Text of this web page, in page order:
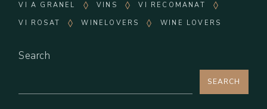
VI A GRANEL
VINS
VI RECOMANAT
VI ROSAT
WINELOVERS WINE LOVERS
Search
SEARCH